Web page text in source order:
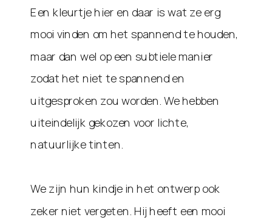
Een kleurtje hier en daar is wat ze erg
mooi vinden om het spannend te houden,
maar dan wel op een subtiele manier
zodat het niet te spannend en
uitgesproken zou worden. We hebben
uiteindelijk gekozen voor lichte,
natuurlijke tinten.
We zijn hun kindje in het ontwerp ook
zeker niet vergeten. Hij heeft een mooi